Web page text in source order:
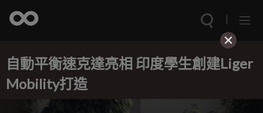
自動平衡速克達亮相 印度學生創建Liger
Mobility打造